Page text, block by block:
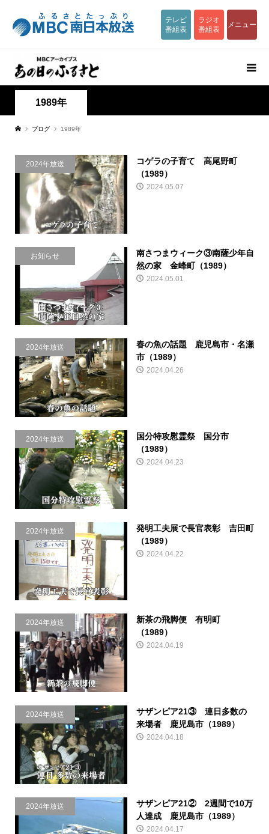
テレビ
番組表
ラジオ
番組表
メニュー
1989年
ブログ 1989年
2024年放送
コゲラの子育て 高尾野町
（1989）
2024.05.07
お知らせ
南さつまウィーク③南薩少年自
然の家 金峰町（1989）
2024.05.01
2024年放送
春の魚の話題 鹿児島市・名瀬
市（1989）
2024.04.26
2024年放送
国分特攻慰霊祭 国分市
（1989）
2024.04.23
2024年放送
発明工夫展で長官表彰 吉田町
（1989）
2024.04.22
2024年放送
新茶の飛脚便 有明町
（1989）
2024.04.19
2024年放送
サザンピア21③ 連日多数の
来場者 鹿児島市（1989）
2024.04.18
2024年放送
サザンピア21② 2週間で10万
人達成 鹿児島市（1989）
2024.04.17